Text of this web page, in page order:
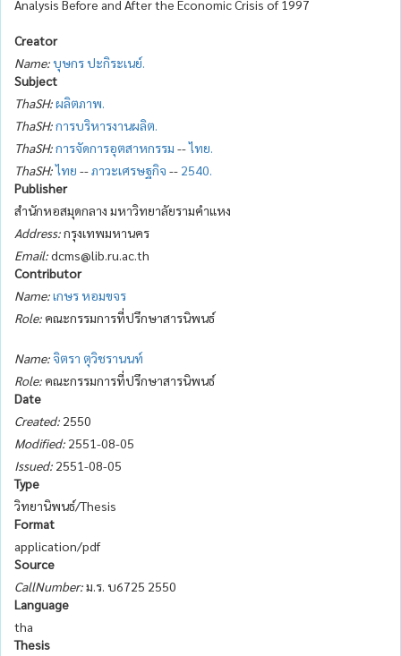
Analysis Before and After the Economic Crisis of 1997
Creator
Name:บุษกร ปะกิระเนย์.
Subject
ThaSH:ผลิตภาพ.
ThaSH:การบริหารงานผลิต.
ThaSH:การจัดการอุตสาหกรรม --ไทย.
ThaSH:ไทย --ภาวะเศรษฐกิจ -- 2540.
Publisher
สำนักหอสมุดกลาง มหาวิทยาลัยรามคำแหง
Address:กรุงเทพมหานคร
Email:dcms@lib.ru.ac.th
Contributor
Name:เกษร หอมขจร
Role: คณะกรรมการที่ปรึกษาสารนิพนธ์
Name: จิตรา ตุวิชรานนท์
Role: คณะกรรมการที่ปรึกษาสารนิพนธ์
Date
Created: 2550
Modified: 2551-08-05
Issued: 2551-08-05
Type
วิทยานิพนธ์/Thesis
Format
application/pdf
Source
CallNumber:ม.ร. บ6725 2550
Language
tha
Thesis